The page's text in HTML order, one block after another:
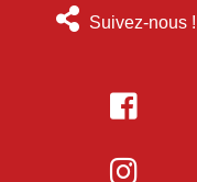
Suivez-nous !